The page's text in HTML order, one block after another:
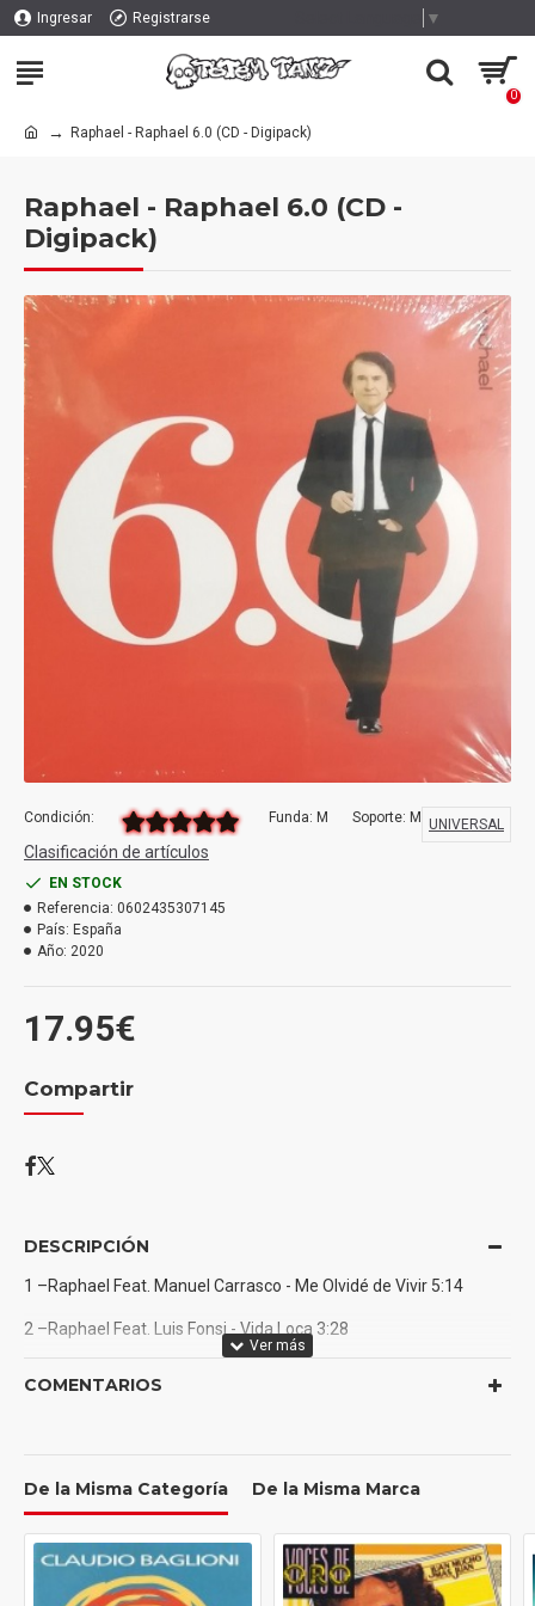
Ingresar Registrarse ▼
0
Raphael - Raphael 6.0 (CD - Digipack)
Raphael - Raphael 6.0 (CD -
Digipack)
17.95€
Condición: Funda: M Soporte: M
Clasificación de artículos
EN STOCK
Referencia: 0602435307145
País: España
Año: 2020
UNIVERSAL
Compartir
DESCRIPCIÓN
1 –Raphael Feat. Manuel Carrasco - Me Olvidé de Vivir 5:14
2 –Raphael Feat. Luis Fonsi - Vida Loca 3:28
6 –Raphael Feat. Pablo Alborán - De Quererte Así 4:05
7 –Raphael Feat. Natalia Lafourcade - Agradecer la Marcha 4:28
8 –Raphael Feat. Alejandro Fernández - Que Bonita la Vida 4:31
COMENTARIOS
De la Misma Categoría De la Misma Marca